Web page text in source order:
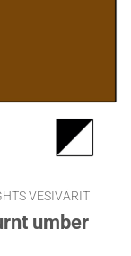
VESIVÄRIT
umber